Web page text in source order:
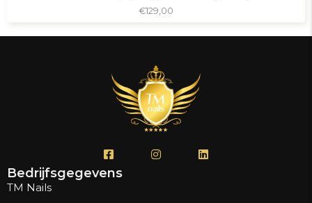
€129,00
Bedrijfsgegevens
TM Nails